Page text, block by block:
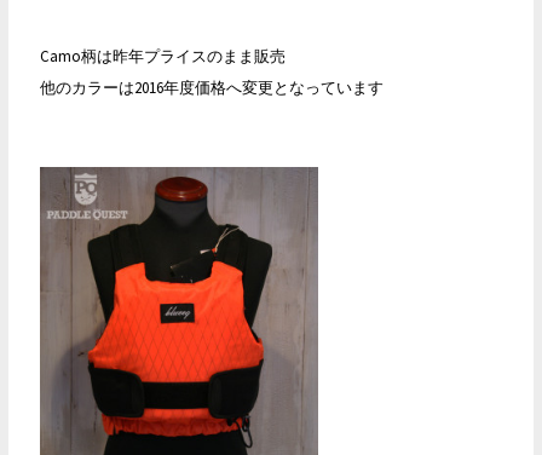
Camo柄は昨年プライスのまま販売
他のカラーは2016年度価格へ変更となっています